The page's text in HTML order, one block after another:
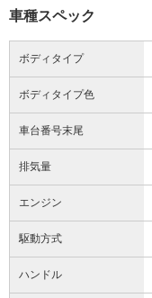
車種スペック
ボディタイプ
ボディタイプ色
車台番号末尾
排気量
エンジン
駆動方式
ハンドル